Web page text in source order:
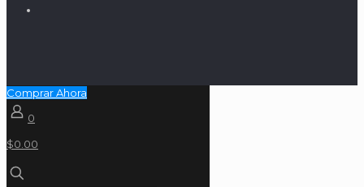
Comprar Ahora
0
$0.00